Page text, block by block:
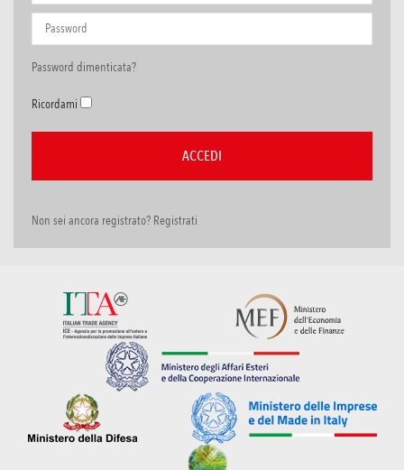
Password dimenticata?
Ricordami
Non sei ancora registrato? Registrati